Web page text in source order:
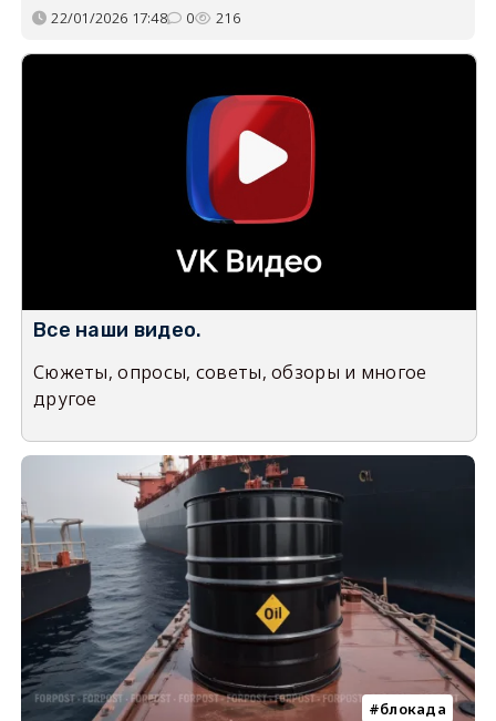
22/01/2026 17:48 0 216
Все наши видео.
Сюжеты, опросы, советы, обзоры и многое
другое
блокада